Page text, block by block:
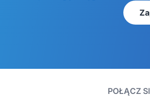
POŁĄCZ